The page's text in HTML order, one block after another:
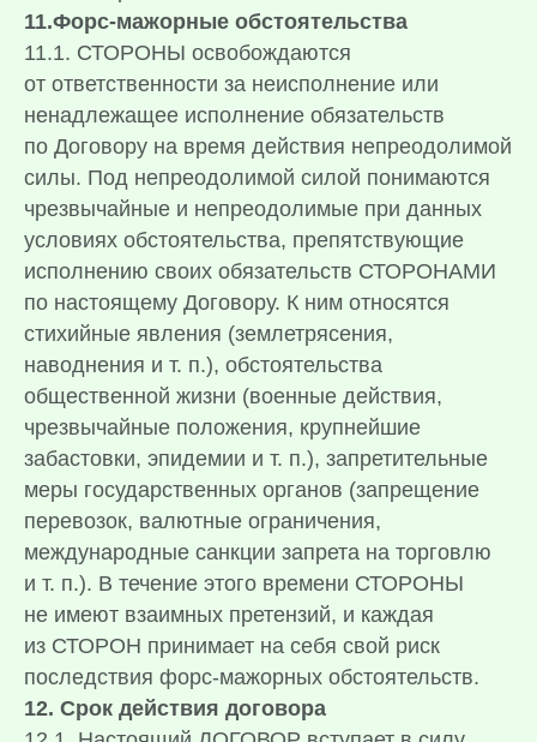
11.Форс-мажорные обстоятельства
11.1. СТОРОНЫ освобождаются
от ответственности за неисполнение или
ненадлежащее исполнение обязательств
по Договору на время действия непреодолимой
силы. Под непреодолимой силой понимаются
чрезвычайные и непреодолимые при данных
условиях обстоятельства, препятствующие
исполнению своих обязательств СТОРОНАМИ
по настоящему Договору. К ним относятся
стихийные явления (землетрясения,
наводнения и т. п.), обстоятельства
общественной жизни (военные действия,
чрезвычайные положения, крупнейшие
забастовки, эпидемии и т. п.), запретительные
меры государственных органов (запрещение
перевозок, валютные ограничения,
международные санкции запрета на торговлю
и т. п.). В течение этого времени СТОРОНЫ
не имеют взаимных претензий, и каждая
из СТОРОН принимает на себя свой риск
последствия форс-мажорных обстоятельств.
12. Срок действия договора